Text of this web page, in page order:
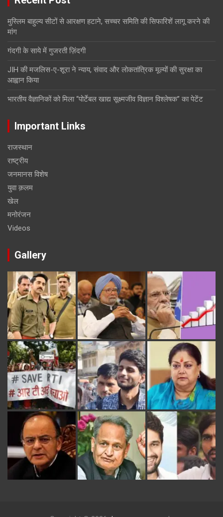
मुस्लिम बाहुल्य सीटों से आरक्षण हटाने, सच्चर समिति की सिफारिशें लागू करने की
मांग
गंदगी के साये में गुजरती ज़िंदगी
JIH की मजलिस-ए-शूरा ने न्याय, संवाद और लोकतांत्रिक मूल्यों की सुरक्षा का
आह्वान किया
भारतीय वैज्ञानिकों को मिला “पोर्टेबल खाद्य सूक्ष्मजीव विज्ञान विश्लेषक” का पेटेंट
Important Links
राजस्थान
राष्ट्रीय
जनमानस विशेष
युवा क़लम
खेल
मनोरंजन
Videos
Gallery